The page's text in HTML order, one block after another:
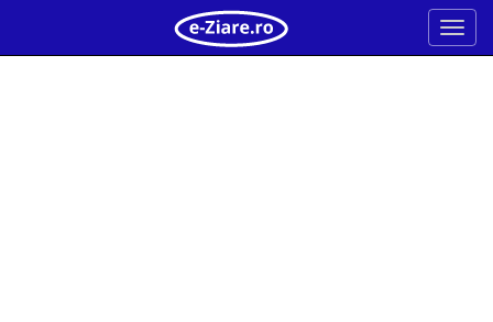
Meniu